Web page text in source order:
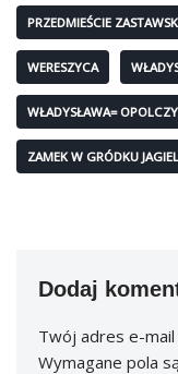
PRZEDMIEŚCIE
WERESZYCA
WŁADYSŁAWA=
ZAMEK W GRÓDKU
Dodaj
Twój adres e-
Wymagane pola